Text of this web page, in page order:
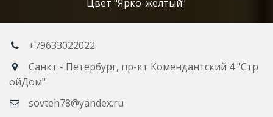
Цвет "Ярко-желтый"
+79633022022
Санкт - Петербург, пр-кт Комендантский 4 "Стр
ойДом"
sovteh78@yandex.ru